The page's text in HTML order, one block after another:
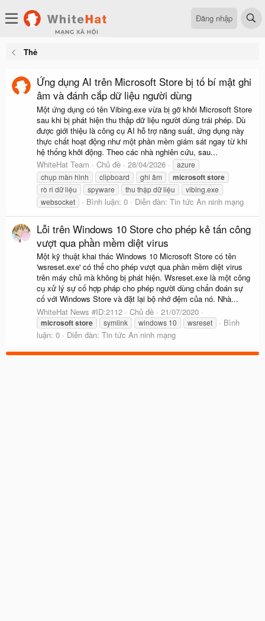
Đăng nhập
Thẻ
Ứng dụng AI trên Microsoft Store bị tố bí mật ghi
âm và đánh cắp dữ liệu người dùng
Một ứng dụng có tên Vibing.exe vừa bị gỡ khỏi Microsoft Store
sau khi bị phát hiện thu thập dữ liệu người dùng trái phép. Dù
được giới thiệu là công cụ AI hỗ trợ năng suất, ứng dụng này
thực chất hoạt động như một phần mềm giám sát ngay từ khi
hệ thống khởi động. Theo các nhà nghiên cứu, sau...
WhiteHat Team
Chủ đề 28/04/2026
azure
chụp màn hình
clipboard ghi âm microsoftstore
rò ri dữ liệu spyware thu thập dữ liệu
vibing.exe
websocket
Bình luận: 0 Diễn đàn: Tin tức An ninh mạng
Lỗi trên Windows 10 Store cho phép kẻ tấn công
vượt qua phần mềm diệt virus
Một kỹ thuật khai thác Windows 10 Microsoft Store có tên
'wsreset.exe' có thể cho phép vượt qua phần mềm diệt virus
trên máy chủ mà không bị phát hiện. Wsreset.exe là một công
cụ xử lý sự cố hợp pháp cho phép người dùng chẩn đoán sự
cố với Windows Store và đặt lại bộ nhớ đệm của nó. Nhà...
WhiteHat News #ID:2112
Chủ đề 21/07/2020
microsoftstore symlink windows 10 wsreset
Bình
luận: 0
Diễn đàn: Tin tức An ninh mạng